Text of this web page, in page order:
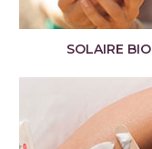
SOLAIRE BIO